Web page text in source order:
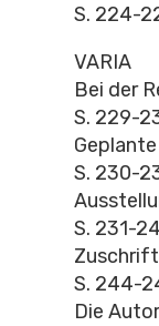
S. 224-
VARIA
Bei der
S. 229-
S. 230-
S. 231-
S. 244-
Die